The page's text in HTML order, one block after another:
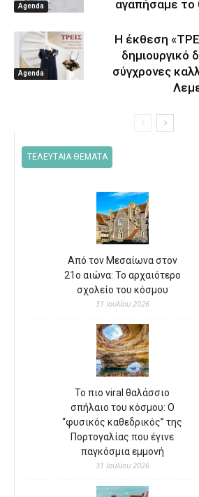
Agenda
αγαπήσαμε το
Agenda
Η έκθεση
δημιουργικό
σύγχρονες
ΤΕΛΕΥΤΑΙΑ ΘΕΜΑΤΑ
Από τον Μεσαίωνα στον
21ο αιώνα: Το αρχαιότερο
σχολείο του κόσμου
31 Ιουλίου 2026
Το πιο viral θαλάσσιο
σπήλαιο του κόσμου: Ο
“φυσικός καθεδρικός” της
Πορτογαλίας που έγινε
παγκόσμια εμμονή
31 Ιουλίου 2026